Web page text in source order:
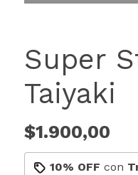
Super
Taiyaki
$1.900,00
10% OFF con